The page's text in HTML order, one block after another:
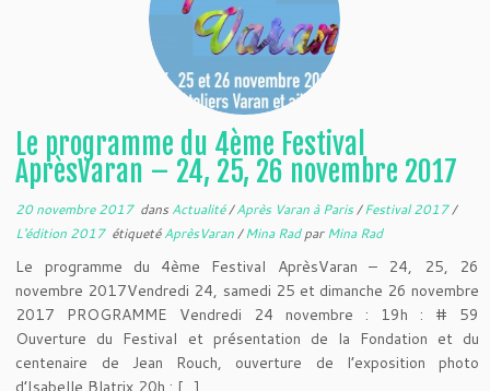
Le programme du 4ème Festival
AprèsVaran – 24, 25, 26 novembre 2017
20 novembre 2017dans Actualité/Après Varan à Paris/Festival 2017/
L'édition 2017 étiquetéAprèsVaran/Mina RadparMina Rad
Le programme du 4ème Festival AprèsVaran – 24, 25, 26
novembre 2017Vendredi 24, samedi 25 et dimanche 26 novembre
2017 PROGRAMME Vendredi 24 novembre : 19h : # 59
Ouverture du Festival et présentation de la Fondation et du
centenaire de Jean Rouch, ouverture de l’exposition photo
d’Isabelle Blatrix 20h : […]